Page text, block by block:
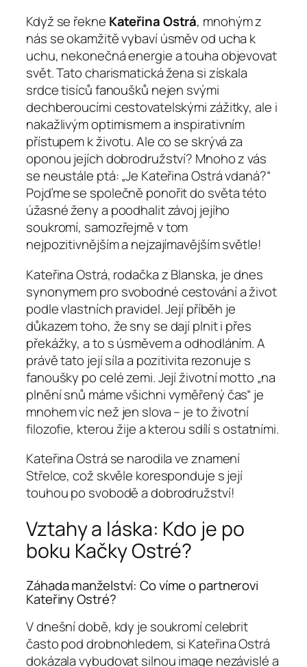
Když se řekne Kateřina Ostrá, mnohým z
nás se okamžitě vybaví úsměv od ucha k
uchu, nekonečná energie a touha objevovat
svět. Tato charismatická žena si získala
srdce tisíců fanoušků nejen svými
dechberoucími cestovatelskými zážitky, ale i
nakažlivým optimismem a inspirativním
přístupem k životu. Ale co se skrývá za
oponou jejích dobrodružství? Mnoho z vás
se neustále ptá: „Je Kateřina Ostrá vdaná?“
Pojďme se společně ponořit do světa této
úžasné ženy a poodhalit závoj jejího
soukromí, samozřejmě v tom
nejpozitivnějším a nejzajímavějším světle!
Kateřina Ostrá, rodačka z Blanska, je dnes
synonymem pro svobodné cestování a život
podle vlastních pravidel. Její příběh je
důkazem toho, že sny se dají plnit i přes
překážky, a to s úsměvem a odhodláním. A
právě tato její síla a pozitivita rezonuje s
fanoušky po celé zemi. Její životní motto „na
plnění snů máme všichni vyměřený čas“ je
mnohem víc než jen slova – je to životní
filozofie, kterou žije a kterou sdílí s ostatními.
Kateřina Ostrá se narodila ve znamení
Střelce, což skvěle koresponduje s její
touhou po svobodě a dobrodružství!
Vztahy a láska: Kdo je po
boku Kačky Ostré?
Záhada manželství: Co víme o partnerovi
Kateřiny Ostré?
V dnešní době, kdy je soukromí celebrit
často pod drobnohledem, si Kateřina Ostrá
dokázala vybudovat silnou image nezávislé a